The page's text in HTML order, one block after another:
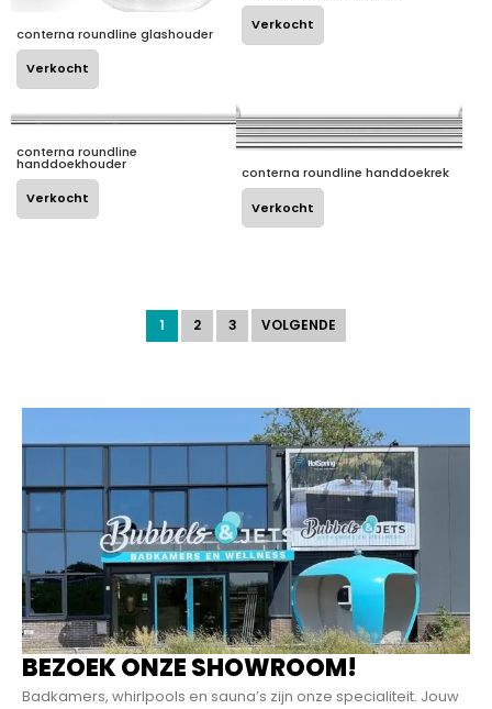
conterna roundline glashouder
Verkocht
Verkocht
conterna roundline
handdoekhouder
Verkocht
conterna roundline handdoekrek
Verkocht
1 2 3 VOLGENDE
BEZOEK ONZE SHOWROOM!
Badkamers, whirlpools en sauna’s zijn onze specialiteit. Jouw